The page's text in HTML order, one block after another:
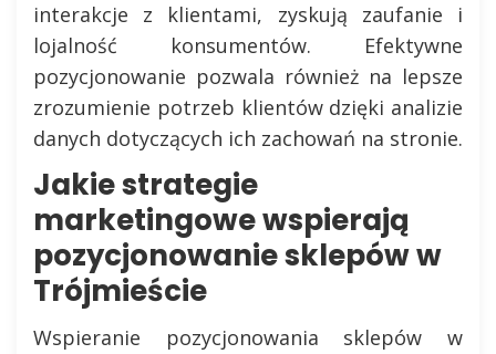
interakcje z klientami, zyskują zaufanie i
lojalność konsumentów. Efektywne
pozycjonowanie pozwala również na lepsze
zrozumienie potrzeb klientów dzięki analizie
danych dotyczących ich zachowań na stronie.
Jakie strategie
marketingowe wspierają
pozycjonowanie sklepów w
Trójmieście
Wspieranie pozycjonowania sklepów w